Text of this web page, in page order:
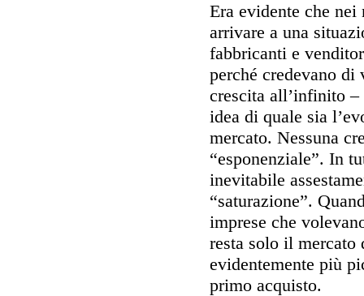
Era evidente che nei
arrivare a una
fabbricanti e
perché credevano
crescita all’infinito
idea di quale sia
mercato. Nessuna
“esponenziale”. In
inevitabile
“saturazione”.
imprese che
resta solo il mercato
evidentemente più
primo acquisto.